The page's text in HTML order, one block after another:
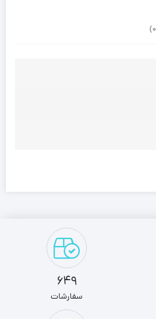
649
سفارشات